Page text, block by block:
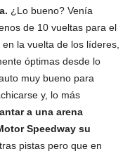
¿Lo bueno? Venía
de 10 vueltas para el
la vuelta de los líderes,
óptimas desde lo
muy bueno para
y, lo más
a una arena
Speedway su
pistas pero que en